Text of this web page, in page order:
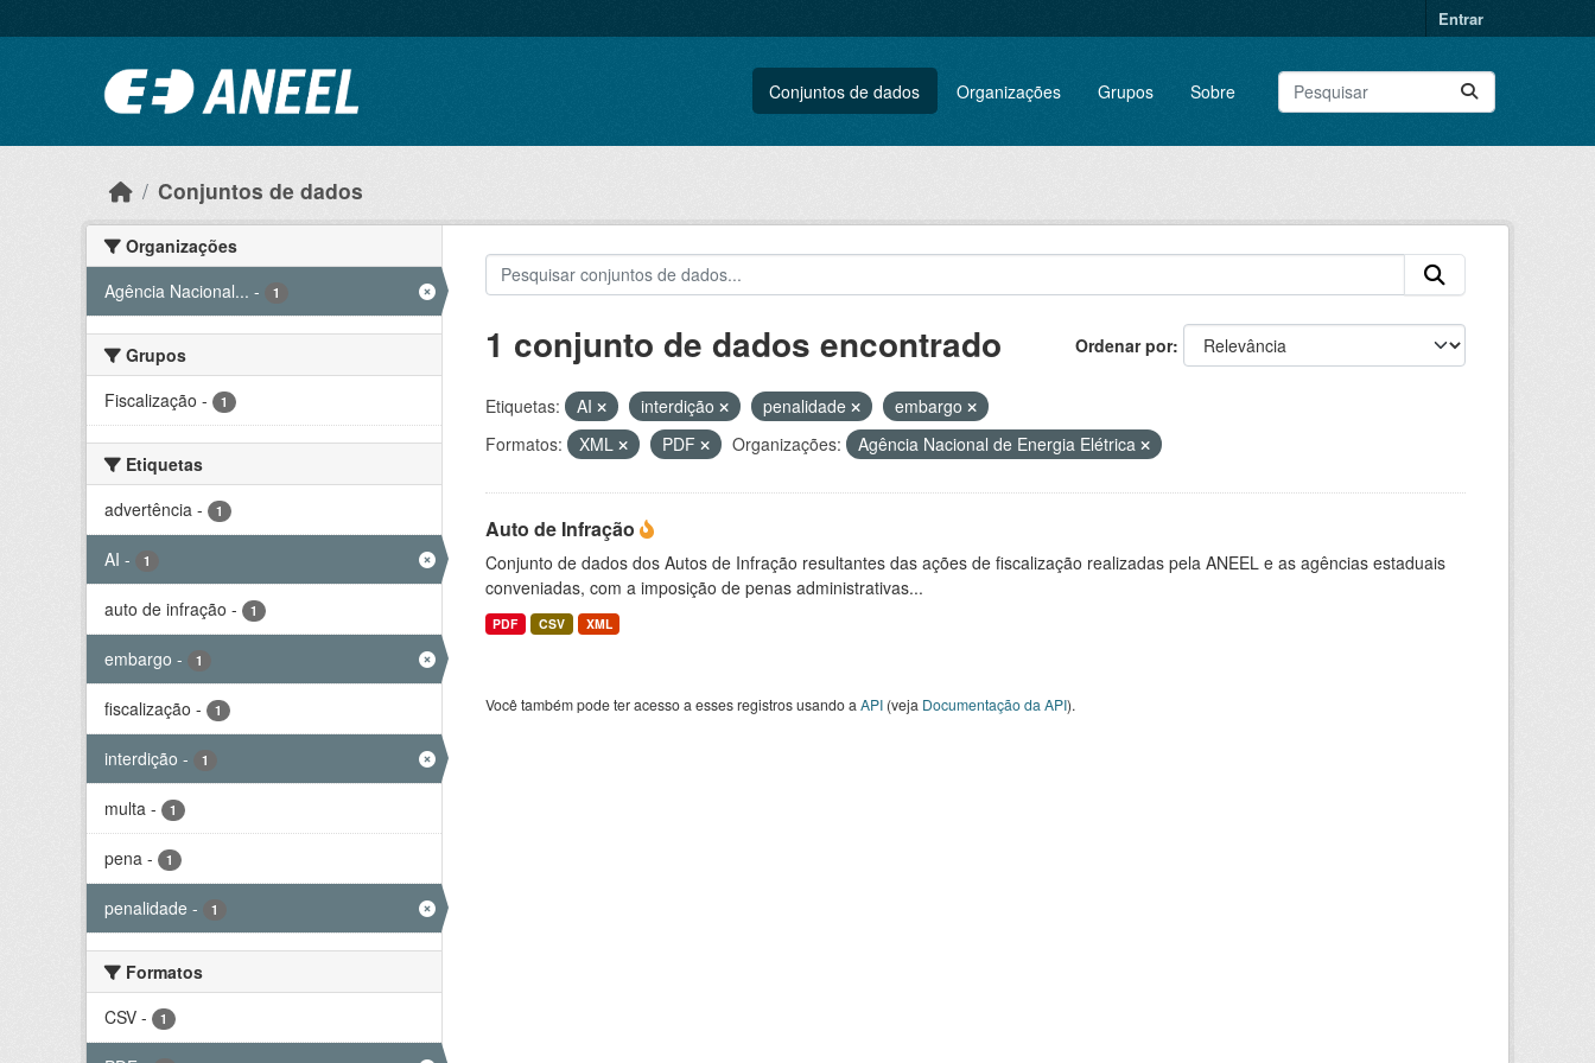
Entrar
Conjuntos de dados Organizações Grupos Sobre
Conjuntos de dados
Organizações
Agência Nacional... - 1
Grupos
Fiscalização - 1
Etiquetas
advertência - 1
AI - 1
auto de infração - 1
embargo - 1
fiscalização - 1
interdição - 1
multa - 1
pena - 1
penalidade - 1
Formatos
CSV - 1
Ordenar por
1 conjunto de dados encontrado
Etiquetas: AI interdição penalidade
embargo
Formatos:
XML PDF Organizações: Agência Nacional de Energia Elétrica
Auto de Infração
Conjunto de dados dos Autos de Infração resultantes das ações de fiscalização realizadas pela ANEEL e as agências estaduais
conveniadas, com a imposição de penas administrativas...
PDF CSV XML
Você também pode ter acesso a esses registros usando a API(veja Documentação da API).